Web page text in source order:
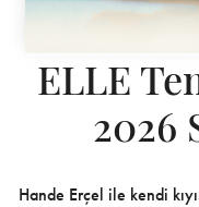
ELLE
2026
Hande Erçel ile kendi